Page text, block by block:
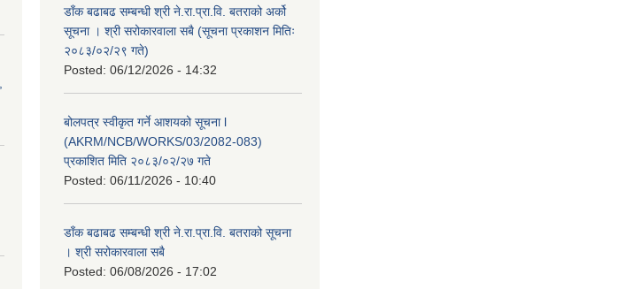
डाँक बढाबढ सम्बन्धी श्री ने.रा.प्रा.वि. बतराको अर्को
सूचना । श्री सरोकारवाला सबै (सूचना प्रकाशन मितिः
२०८३/०२/२९ गते)
Posted: 06/12/2026 - 14:32
बोलपत्र स्वीकृत गर्ने आशयको सूचना l
(AKRM/NCB/WORKS/03/2082-083)
प्रकाशित मिति २०८३/०२/२७ गते
Posted: 06/11/2026 - 10:40
डाँक बढाबढ सम्बन्धी श्री ने.रा.प्रा.वि. बतराको सूचना
। श्री सरोकारवाला सबै
Posted: 06/08/2026 - 17:02